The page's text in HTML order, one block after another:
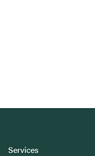
Services